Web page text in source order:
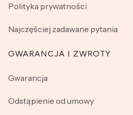
Polityka prywatności
Najczęściej zadawane pytania
GWARANCJA I ZWROTY
Gwarancja
Odstąpienie od umowy